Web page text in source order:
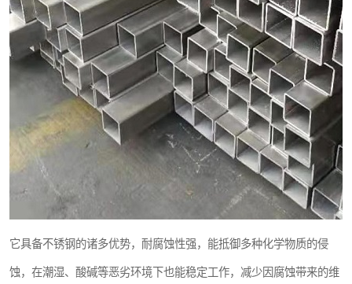
它具备不锈钢的诸多优势，耐腐蚀性强，能抵御多种化学物质的侵
蚀，在潮湿、酸碱等恶劣环境下也能稳定工作，减少因腐蚀带来的维